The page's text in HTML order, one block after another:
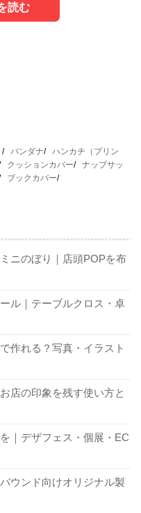
読む
ている以上に汚れを出
。
バーに吸い取られます。
を吸いこみ続けているの
1度洗えばよい方という
した方も多いでしょ
じです。
にくくなるでしょう。
しても臭いが取れませ
ょう。
ない素材があります。
なるかは、タグを見て確
の漂白剤を使いましょ
に時間がかかります。
ってください。
そばからや低反発のウ
バンダナ
ハンカチ（プリン
クッションカバー
ナップサッ
ブックカバー
ニのぼり｜店頭POPを布
ル｜テーブルクロス・卓
作れる？写真・イラスト
店の印象を残す使い方と
｜デザフェス・個展・EC
ウンド向けオリジナル製